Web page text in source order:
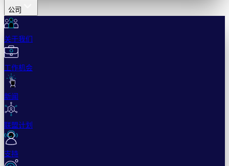
公司
关于我们
工作机会
新闻
联盟计划
支持